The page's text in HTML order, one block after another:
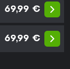
69,99 €
69,99 €